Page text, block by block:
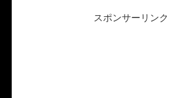
スポンサーリンク